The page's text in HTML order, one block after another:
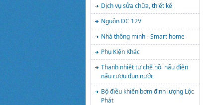
Dịch vụ sửa chữa, thiết kế
Nguồn DC 12V
Nhà thông minh - Smart home
Phụ Kiện Khác
Thanh nhiệt tự chế nồi nấu điện
nấu rượu đun nước
Bộ điều khiển bơm định lượng Lộc
Phát